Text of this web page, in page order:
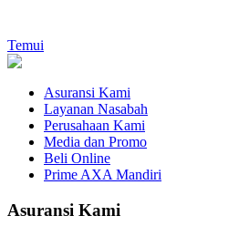
Temui
Asuransi Kami
Layanan Nasabah
Perusahaan Kami
Media dan Promo
Beli Online
Prime AXA Mandiri
Asuransi Kami